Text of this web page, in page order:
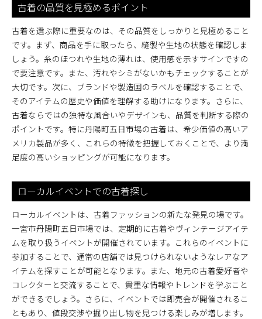
古着の品質を見極めるポイント
古着を選ぶ際に重要なのは、その品質をしっかりと見極めること
です。まず、商品を手に取ったら、縫製や生地の状態を確認しま
しょう。糸のほつれや生地の薄れは、使用感を示すサインですの
で要注意です。また、汚れやシミがないかもチェックすることが
大切です。次に、ブランドや製造国のラベルを確認することで、
そのアイテムの歴史や価値を理解する助けになります。さらに、
古着ならではの独特な風合いやデザインも、品質を判断する際の
ポイントです。特に丹陽町五日市場の古着は、希少価値の高いア
メリカ製品が多く、これらの特徴を把握しておくことで、より満
足度の高いショッピングが可能になります。
ローカルイベントでの古着探し
ローカルイベントは、古着ファッションの新たな発見の場です。
一宮市丹陽町五日市場では、定期的に古着やヴィンテージアイテ
ムを取り扱うイベントが開催されています。これらのイベントに
参加することで、通常の店舗では見つけられないようなレアなア
イテムを探すことが可能となります。また、地元の古着愛好者や
コレクターと交流することで、貴重な情報やトレンドを学ぶこと
ができるでしょう。さらに、イベントでは即売会が開催されるこ
ともあり、値段交渉や掘り出し物を見つける楽しみが増します。